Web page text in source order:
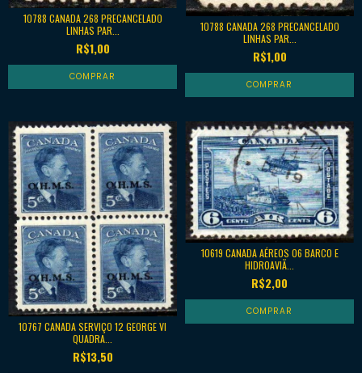
10788 CANADA 268 PRECANCELADO
LINHAS PAR...
R$1,00
10788 CANADA 268 PRECANCELADO
LINHAS PAR...
R$1,00
10767 CANADA SERVIÇO 12 GEORGE VI
QUADRA...
R$13,50
10619 CANADA AÉREOS 06 BARCO E
HIDROAVIÃ...
R$2,00